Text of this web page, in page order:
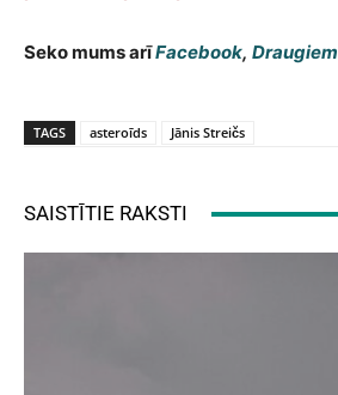
Seko mums arīFacebook, Draugiem
TAGS asteroīds Jānis Streičs
SAISTĪTIE RAKSTI